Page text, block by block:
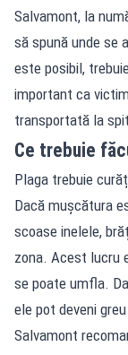
Salvamont, la
să spună unde se
este posibil,
important ca
transportată la
Ce trebuie
Plaga trebuie
Dacă mușcătura
scoase inelele,
zona. Acest lucru
se poate umfla.
ele pot deveni
Salvamont